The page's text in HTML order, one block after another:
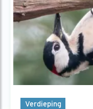
Verdieping